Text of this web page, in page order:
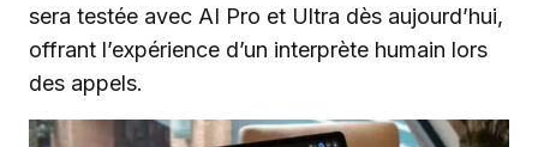
sera testée avec AI Pro et Ultra dès aujourd’hui,
offrant l’expérience d’un interprète humain lors
des appels.